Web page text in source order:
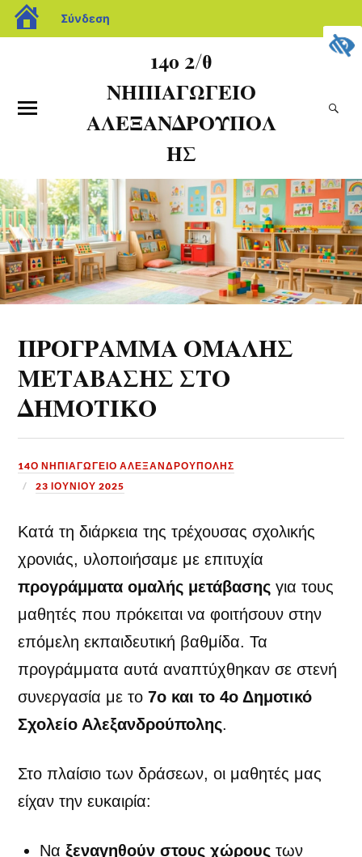
Σύνδεση
14ο 2/θ
ΝΗΠΙΑΓΩΓΕΙΟ
ΑΛΕΞΑΝΔΡΟΥΠΟΛ
ΗΣ
ΠΡΟΓΡΑΜΜΑ ΟΜΑΛΗΣ
ΜΕΤΑΒΑΣΗΣ ΣΤΟ
ΔΗΜΟΤΙΚΟ
14Ο ΝΗΠΙΑΓΩΓΕΙΟ ΑΛΕΞΑΝΔΡΟΥΠΟΛΗΣ
23 ΙΟΥΝΊΟΥ 2025
Κατά τη διάρκεια της τρέχουσας σχολικής
χρονιάς, υλοποιήσαμε με επιτυχία
προγράμματα ομαλής μετάβασης για τους
μαθητές που πρόκειται να φοιτήσουν στην
επόμελη εκπαιδευτική βαθμίδα. Τα
προγράμματα αυτά αναπτύχθηκαν σε στενή
συνεργασία με το7ο και το 4ο Δημοτικό
Σχολείο Αλεξανδρούπολης.
Στο πλαίσιο των δράσεων, οι μαθητές μας
είχαν την ευκαιρία:
Ναξεναγηθούν στους χώρους των